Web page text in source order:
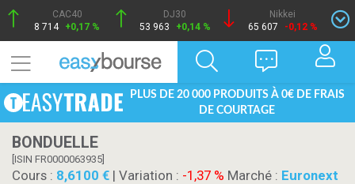
CAC40
8 714 +0,17 %
DJ30
53 963
+0,14 %
Nikkei
65 607
-0,12 %
PLUS DE 20 000 PRODUITS À 0€ DE FRAIS
DE COURTAGE
BONDUELLE
[ISIN FR0000063935]
Cours : 8,6100 | Variation : -1,37 % Marché : Euronext